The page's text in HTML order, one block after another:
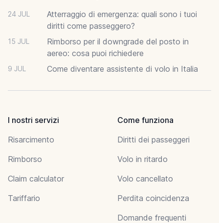
24 JUL
Atterraggio di emergenza: quali sono i tuoi
diritti come passeggero?
15 JUL
Rimborso per il downgrade del posto in
aereo: cosa puoi richiedere
9 JUL Come diventare assistente di volo in Italia
I nostri servizi
Risarcimento
Rimborso
Claim calculator
Tariffario
Come funziona
Diritti dei passeggeri
Volo in ritardo
Volo cancellato
Perdita coincidenza
Domande frequenti